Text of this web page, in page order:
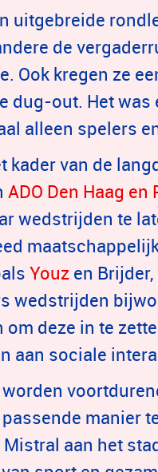
uitgebreide
de
Ook kregen ze
dug-out. Het
alleen spelers
kader van de
ADO Den Haag en
wedstrijden te
Youz en
wedstrijden
deze in te
aan sociale
manier
aan het